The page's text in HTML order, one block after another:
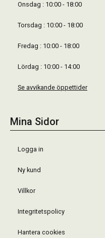
Onsdag : 10:00 - 18:00
Torsdag : 10:00 - 18:00
Fredag : 10:00 - 18:00
Lördag : 10:00 - 14:00
Se avvikande öppettider
Mina Sidor
Logga in
Ny kund
Villkor
Integritetspolicy
Hantera cookies